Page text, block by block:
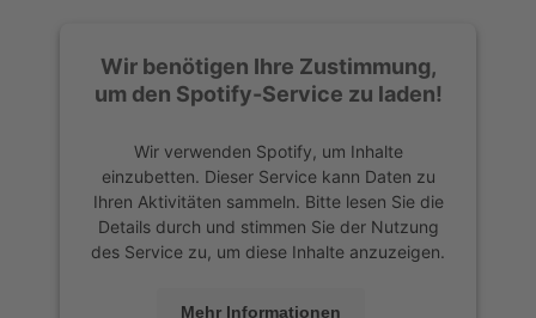
Wir benötigen Ihre Zustimmung,
um den Spotify-Service zu laden!
Wir verwenden Spotify, um Inhalte
einzubetten. Dieser Service kann Daten zu
Ihren Aktivitäten sammeln. Bitte lesen Sie die
Details durch und stimmen Sie der Nutzung
des Service zu, um diese Inhalte anzuzeigen.
Mehr Informationen